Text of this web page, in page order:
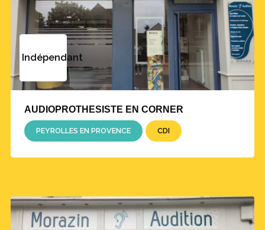
Indépendant
AUDIOPROTHESISTE EN CORNER
PEYROLLES EN PROVENCE CDI